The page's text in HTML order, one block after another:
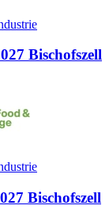
Bischofszell
Bischofszell